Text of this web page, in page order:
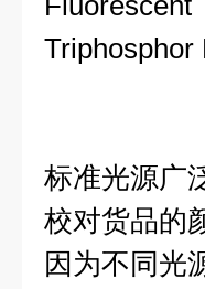
Triphosphor
标准光源广
校对货品的
因为不同光